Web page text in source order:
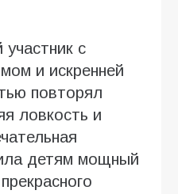
с
и искренней
повторял
ловкость и
детям мощный